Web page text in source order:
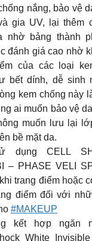
nắng, bảo vệ
gia UV, lại thêm
nhờ bảng thành
đánh giá cao nhờ
của các loại
bết dính, dễ sinh
kem chống này
ai muốn bảo vệ
muốn lưu lại
bề mặt da.
dụng CELL
– PHASE VELI
trang điểm hoặc
điểm đối với
#MAKEUP
kết hợp ngăn
White Invisible